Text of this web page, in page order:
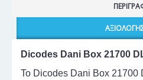
Dicodes Dani Box 21700
Το Dicodes Dani Box 21700